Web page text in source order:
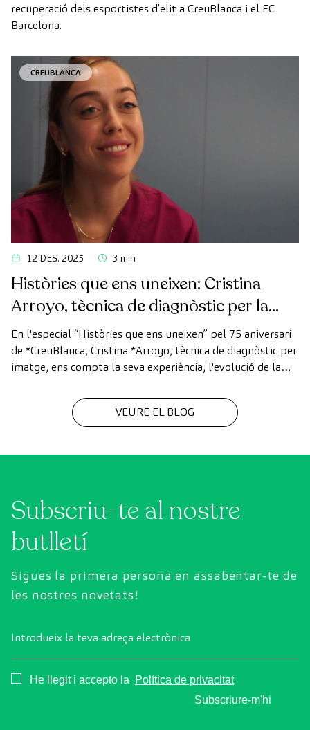
recuperació dels esportistes d’elit a CreuBlanca i el FC
Barcelona.
CREUBLANCA
12 DES. 2025 3 min
Històries que ens uneixen: Cristina
Arroyo, tècnica de diagnòstic per la
imatge
En l'especial “Històries que ens uneixen” pel 75 aniversari
de *CreuBlanca, Cristina *Arroyo, tècnica de diagnòstic per
imatge, ens compta la seva experiència, l'evolució de la
cada diagnòstic
VEURE EL BLOG
Subscriu-te al nostre
butlletí
Sigues la primera persona en assabentar-te de
les nostres novetats!
Introdueix la teva adreça electrònica
Consentimiento
He llegit i accepto la
Política de privacitat
Subscriure-m'hi